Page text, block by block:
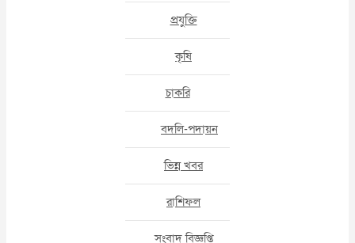
প্রযুক্তি
কৃষি
চাকরি
বদলি-পদায়ন
ভিন্ন খবর
রাশিফল
সংবাদ বিজ্ঞপ্তি